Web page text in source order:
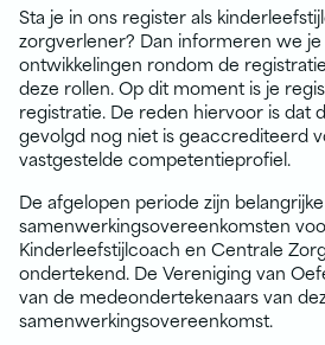
Sta je in ons register als
zorgverlener? Dan informeren we
ontwikkelingen rondom de
deze rollen. Op dit moment is je
registratie. De reden hiervoor is dat
gevolgd nog niet is geaccrediteerd
vastgestelde competentieprofiel.
De afgelopen periode zijn
samenwerkingsovereenkomsten
Kinderleefstijlcoach en Centrale
ondertekend. De Vereniging van
van de medeondertekenaars van
samenwerkingsovereenkomst.